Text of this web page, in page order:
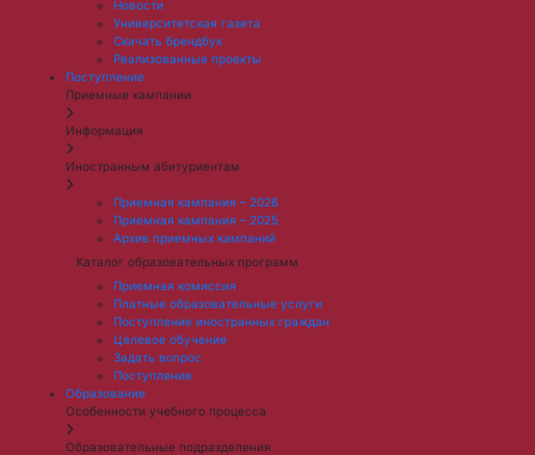
Новости
Университетская газета
Скачать брендбук
Реализованные проекты
Поступление
Приемные кампании
Информация
Иностранным абитуриентам
Приемная кампания – 2026
Приемная кампания – 2025
Архив приемных кампаний
Каталог образовательных программ
Приемная комиссия
Платные образовательные услуги
Поступление иностранных граждан
Целевое обучение
Задать вопрос
Поступление
Образование
Особенности учебного процесса
Образовательные подразделения